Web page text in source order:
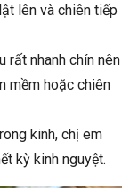
lên và chiên tiếp
rất nhanh chín nên
mềm hoặc chiên
kinh, chị em
kỳ kinh nguyệt.